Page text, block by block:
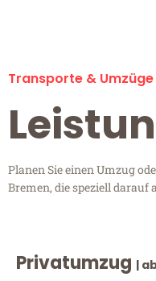
Transporte & Umzüge
Planen Sie einen Umzug
Bremen, die speziell darauf
Privatumzug |